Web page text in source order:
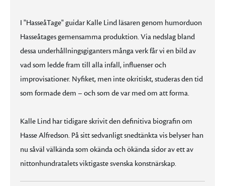
I "HasseåTage" guidar Kalle Lind läsaren genom humorduon
Hasseåtages gemensamma produktion. Via nedslag bland
dessa underhållningsgiganters många verk får vi en bild av
vad som ledde fram till alla infall, influenser och
improvisationer. Nyfiket, men inte okritiskt, studeras den tid
som formade dem – och som de var med om att forma.
Kalle Lind har tidigare skrivit den definitiva biografin om
Hasse Alfredson. På sitt sedvanligt snedtänkta vis belyser han
nu såväl välkända som okända och ökända sidor av ett av
nittonhundratalets viktigaste svenska konstnärskap.